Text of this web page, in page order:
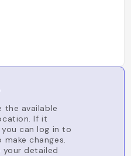
the available
If it
can log in to
changes.
your detailed